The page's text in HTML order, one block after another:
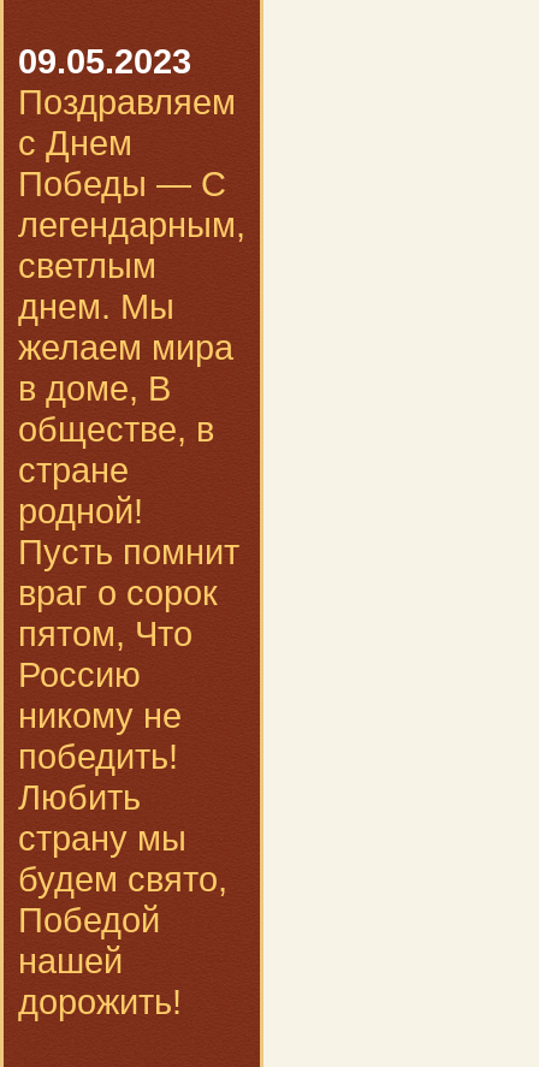
09.05.2023
Поздравляем
с Днем
Победы — С
легендарным,
светлым
днем. Мы
желаем мира
в доме, В
обществе, в
стране
родной!
Пусть помнит
враг о сорок
пятом, Что
Россию
никому не
победить!
Любить
страну мы
будем свято,
Победой
нашей
дорожить!